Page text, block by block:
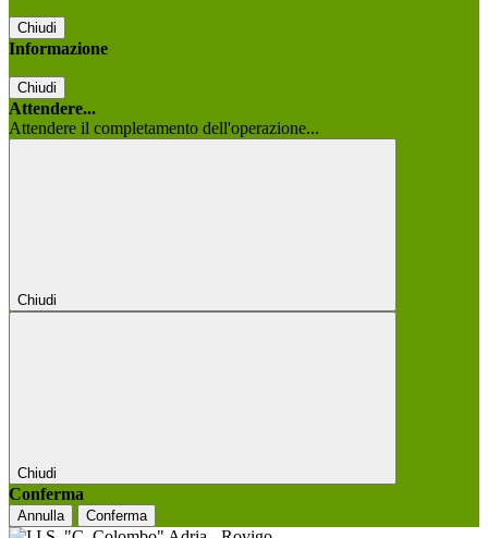
Chiudi
Informazione
Chiudi
Attendere...
Attendere il completamento dell'operazione...
Chiudi
Chiudi
Conferma
Annulla Conferma